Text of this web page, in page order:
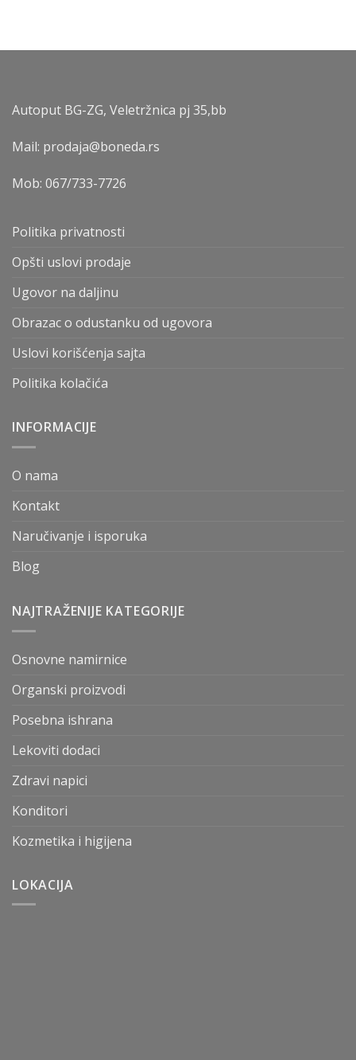
Autoput BG-ZG, Veletržnica pj 35,bb
Mail: prodaja@boneda.rs
Mob: 067/733-7726
Politika privatnosti
Opšti uslovi prodaje
Ugovor na daljinu
Obrazac o odustanku od ugovora
Uslovi korišćenja sajta
Politika kolačića
INFORMACIJE
O nama
Kontakt
Naručivanje i isporuka
Blog
NAJTRAŽENIJE KATEGORIJE
Osnovne namirnice
Organski proizvodi
Posebna ishrana
Lekoviti dodaci
Zdravi napici
Konditori
Kozmetika i higijena
LOKACIJA